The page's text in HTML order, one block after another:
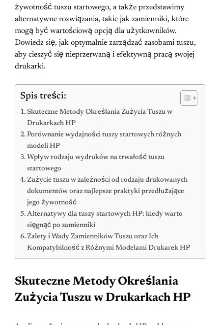
żywotność tuszu startowego, a także przedstawimy
alternatywne rozwiązania, takie jak zamienniki, które
mogą być wartościową opcją dla użytkowników.
Dowiedz się, jak optymalnie zarządzać zasobami tuszu,
aby cieszyć się nieprzerwaną i efektywną pracą swojej
drukarki.
Spis treści:
Skuteczne Metody Określania Zużycia Tuszu w
Drukarkach HP
Porównanie wydajności tuszy startowych różnych
modeli HP
Wpływ rodzaju wydruków na trwałość tuszu
startowego
Zużycie tuszu w zależności od rodzaju drukowanych
dokumentów oraz najlepsze praktyki przedłużające
jego żywotność
Alternatywy dla tuszy startowych HP: kiedy warto
sięgnąć po zamienniki
Zalety i Wady Zamienników Tuszu oraz Ich
Kompatybilność z Różnymi Modelami Drukarek HP
Skuteczne Metody Określania
Zużycia Tuszu w Drukarkach HP